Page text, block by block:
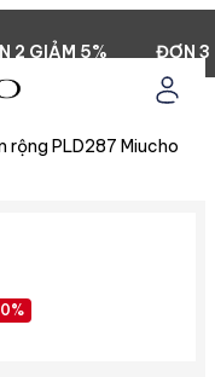
GIẢM 5% ĐƠN 3
rộng PLD287 Miucho